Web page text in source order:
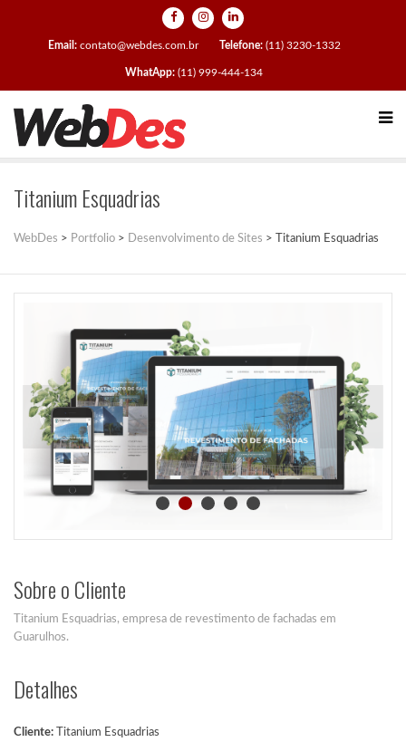
Email: contato@webdes.com.br Telefone: (11) 3230-1332
WhatApp: (11) 999-444-134
Titanium Esquadrias
WebDes > Portfolio > Desenvolvimento de Sites > Titanium Esquadrias
Sobre o Cliente
Titanium Esquadrias, empresa de revestimento de fachadas em
Guarulhos.
Detalhes
Cliente: Titanium Esquadrias